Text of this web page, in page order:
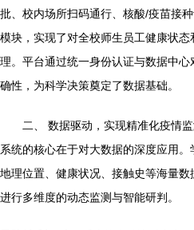
批、校内场所扫码通行、核酸/疫苗接
模块，实现了对全校师生员工健康状
理。平台通过统一身份认证与数据中
确性，为科学决策奠定了数据基础。
二、 数据驱动，实现精准化疫情
系统的核心在于对大数据的深度应用
地理位置、健康状况、接触史等海量数
进行多维度的动态监测与智能研判。